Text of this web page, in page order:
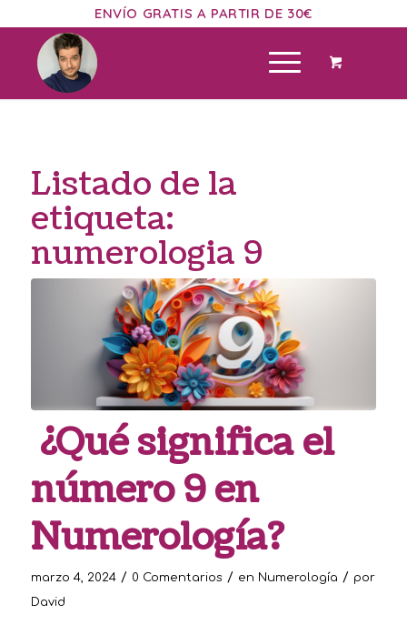
ENVÍO GRATIS A PARTIR DE 30€
Listado de la
etiqueta:
numerologia 9
¿Qué significa el
número 9 en
Numerología?
marzo 4, 2024 / 0 Comentarios / en Numerología / por
David